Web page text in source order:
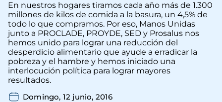
En nuestros hogares tiramos cada año más de 1.300
millones de kilos de comida a la basura, un 4,5% de
todo lo que compramos. Por eso, Manos Unidas
junto a PROCLADE, PROYDE, SED y Prosalus nos
hemos unido para lograr una reducción del
desperdicio alimentario que ayude a erradicar la
pobreza y el hambre y hemos iniciado una
interlocución política para lograr mayores
resultados.
Domingo, 12 junio, 2016